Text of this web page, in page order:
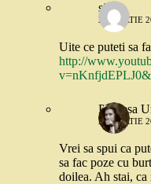
silviu
24 MARTIE
Uite ce puteti sa
http://
Printesa
24 MARTIE
Vrei sa spui ca
sa fac poze cu
doilea. Ah stai,